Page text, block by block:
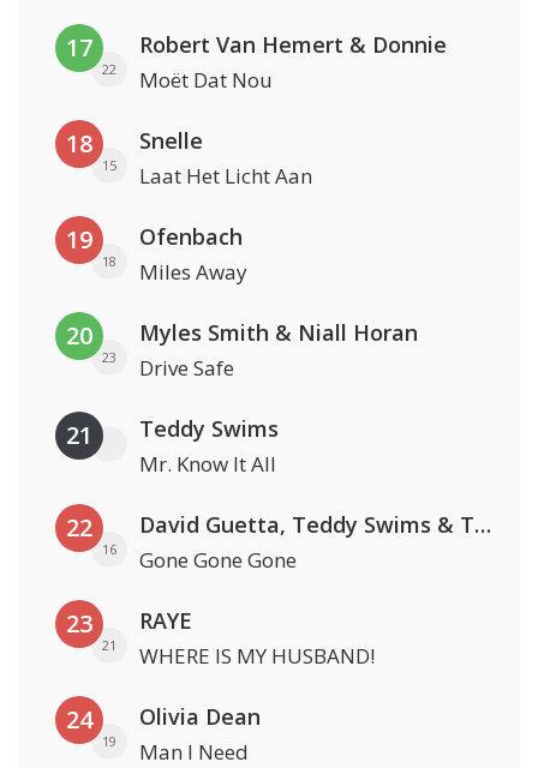
17
22
Robert Van Hemert & Donnie
Moët Dat Nou
18
15
Snelle
Laat Het Licht Aan
19
18
Ofenbach
Miles Away
20
23
Myles Smith & Niall Horan
Drive Safe
21 Teddy Swims
Mr. Know It All
22
16
David Guetta, Teddy Swims & Tones And I
Gone Gone Gone
23
21
RAYE
WHERE IS MY HUSBAND!
24
19
Olivia Dean
Man I Need